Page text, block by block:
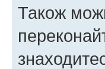
Також